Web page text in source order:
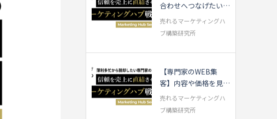
合わせへつなげたい専
門家の方へ
売れるマーケティングハ
ブ構築研究所
【専門家のWEB集
客】内容や価格を見直
す前に確認すべき3...
売れるマーケティングハ
ブ構築研究所